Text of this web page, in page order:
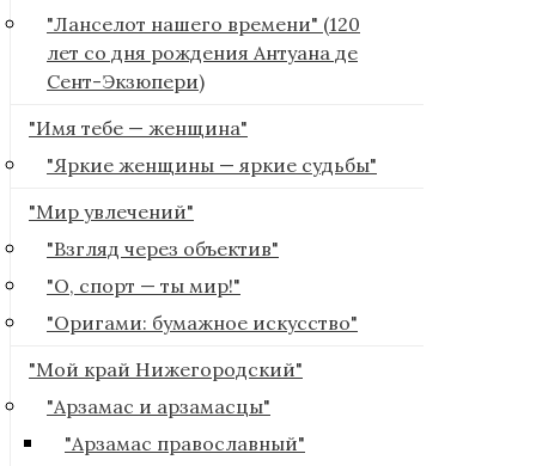
"Ланселот нашего времени" (120
лет со дня рождения Антуана де
Сент-Экзюпери)
"Имя тебе — женщина"
"Яркие женщины — яркие судьбы"
"Мир увлечений"
"Взгляд через объектив"
"О, спорт — ты мир!"
"Оригами: бумажное искусство"
"Мой край Нижегородский"
"Арзамас и арзамасцы"
"Арзамас православный"